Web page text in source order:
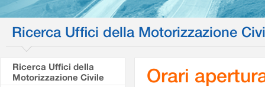
Ricerca Uffici della Motorizzazione
Ricerca Uffici della
Motorizzazione Civile
Orari